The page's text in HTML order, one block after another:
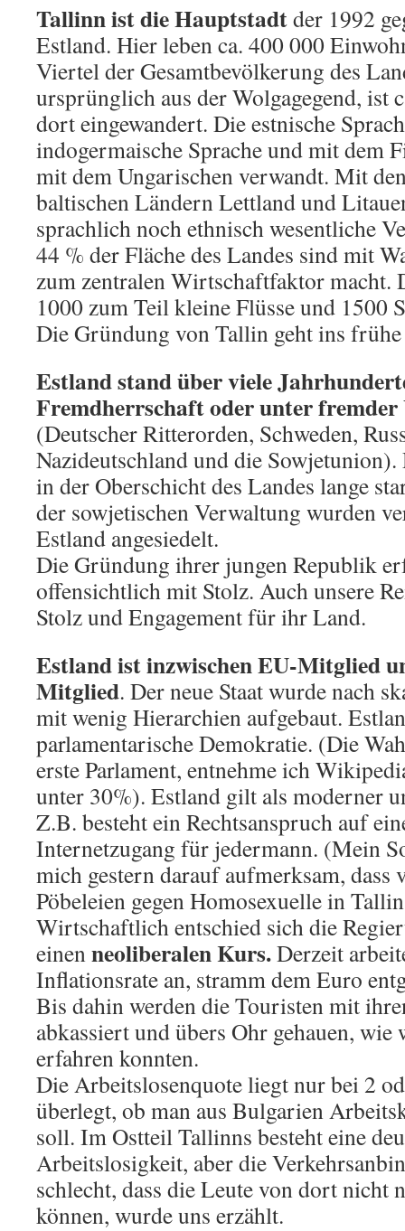
Tallinn ist die Hauptstadtder 1992
Estland. Hier leben ca. 400 000
Viertel der Gesamtbevölkerung des
ursprünglich aus der Wolgagegend, ist
dort eingewandert. Die estnische
indogermaische Sprache und mit dem
mit dem Ungarischen verwandt. Mit
baltischen Ländern Lettland und
sprachlich noch ethnisch wesentliche
44 % der Fläche des Landes sind mit
zum zentralen Wirtschaftfaktor macht.
1000 zum Teil kleine Flüsse und 1500
Die Gründung von Tallin geht ins
Estland stand über viele
Fremdherrschaft oder unter
(Deutscher Ritterorden, Schweden,
Nazideutschland und die Sowjetunion).
in der Oberschicht des Landes lange
der sowjetischen Verwaltung wurden
Estland angesiedelt.
Die Gründung ihrer jungen Republik
offensichtlich mit Stolz. Auch unsere
Stolz und Engagement für ihr Land.
Estland ist inzwischen EU-Mitglied
Mitglied. Der neue Staat wurde nach
mit wenig Hierarchien aufgebaut.
parlamentarische Demokratie. (Die
erste Parlament, entnehme ich
unter 30%). Estland gilt als moderner
Z.B. besteht ein Rechtsanspruch auf
Internetzugang für jedermann. (Mein
mich gestern darauf aufmerksam, dass
Pöbeleien gegen Homosexuelle in
Wirtschaftlich entschied sich die
einenneoliberalen Kurs.Derzeit
Inflationsrate an, stramm dem Euro
Bis dahin werden die Touristen mit
abkassiert und übers Ohr gehauen,
erfahren konnten.
Die Arbeitslosenquote liegt nur bei 2
überlegt, ob man aus Bulgarien
soll. Im Ostteil Tallinns besteht eine
Arbeitslosigkeit, aber die
schlecht, dass die Leute von dort nicht
können, wurde uns erzählt.